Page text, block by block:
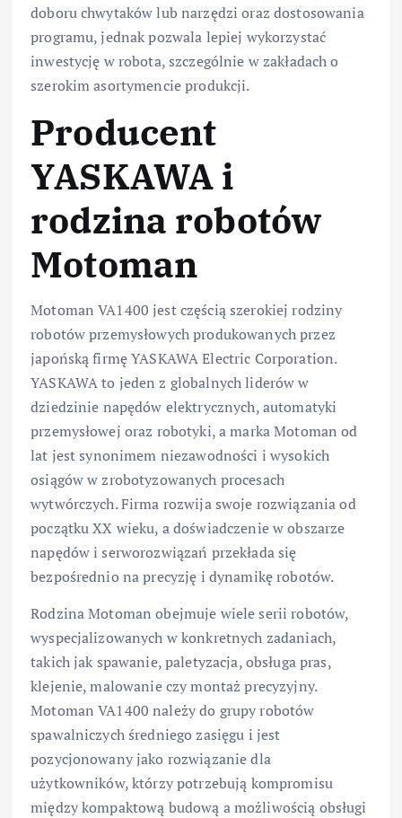
doboru chwytaków lub narzędzi oraz dostosowania
programu, jednak pozwala lepiej wykorzystać
inwestycję w robota, szczególnie w zakładach o
szerokim asortymencie produkcji.
Producent
YASKAWA i
rodzina robotów
Motoman
Motoman VA1400 jest częścią szerokiej rodziny
robotów przemysłowych produkowanych przez
japońską firmę YASKAWA Electric Corporation.
YASKAWA to jeden z globalnych liderów w
dziedzinie napędów elektrycznych, automatyki
przemysłowej oraz robotyki, a marka Motoman od
lat jest synonimem niezawodności i wysokich
osiągów w zrobotyzowanych procesach
wytwórczych. Firma rozwija swoje rozwiązania od
początku XX wieku, a doświadczenie w obszarze
napędów i serworozwiązań przekłada się
bezpośrednio na precyzję i dynamikę robotów.
Rodzina Motoman obejmuje wiele serii robotów,
wyspecjalizowanych w konkretnych zadaniach,
takich jak spawanie, paletyzacja, obsługa pras,
klejenie, malowanie czy montaż precyzyjny.
Motoman VA1400 należy do grupy robotów
spawalniczych średniego zasięgu i jest
pozycjonowany jako rozwiązanie dla
użytkowników, którzy potrzebują kompromisu
między kompaktową budową a możliwością obsługi